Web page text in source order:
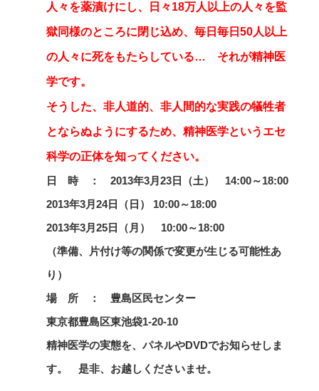
人々を薬漬けにし、日々18万人以上の人々を監
獄同様のところに閉じ込め、毎日毎日50人以上
の人々に死をもたらしている… それが精神医
学です。
そうした、非人道的、非人間的な実践の犠牲者
とならぬようにするため、精神医学というエセ
科学の正体を知ってください。
日 時 ： 2013年3月23日（土） 14:00～18:00
2013年3月24日（日） 10:00～18:00
2013年3月25日（月） 10:00～18:00
（準備、片付け等の関係で変更が生じる可能性あ
り）
場 所 ： 豊島区民センター
東京都豊島区東池袋1-20-10
精神医学の実態を、パネルやDVDでお知らせしま
す。 是非、お越しくださいませ。